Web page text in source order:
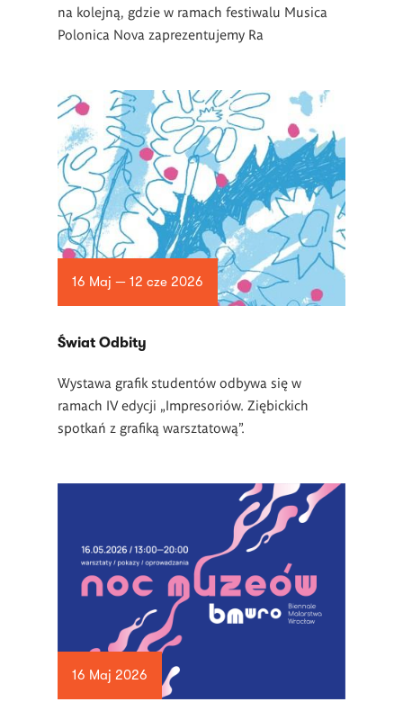
na kolejną, gdzie w ramach festiwalu Musica
Polonica Nova zaprezentujemy Ra
16 Maj — 12 cze 2026
Świat Odbity
Wystawa grafik studentów odbywa się w
ramach IV edycji „Impresoriów. Ziębickich
spotkań z grafiką warsztatową”.
16 Maj 2026